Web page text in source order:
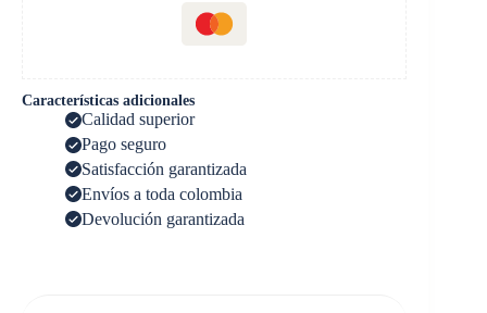
Características adicionales
Calidad superior
Pago seguro
Satisfacción garantizada
Envíos a toda colombia
Devolución garantizada